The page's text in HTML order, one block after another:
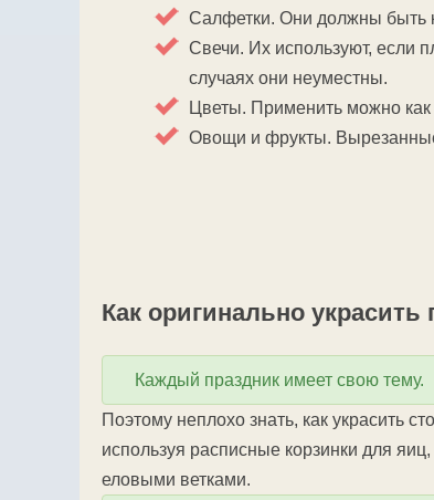
Салфетки. Они должны быть
Свечи. Их используют, если
случаях они неуместны.
Цветы. Применить можно
Овощи и фрукты.
Как оригинально
Каждый праздник имеет свою тему.
Поэтому неплохо знать, как украсить
используя расписные корзинки для
еловыми ветками.